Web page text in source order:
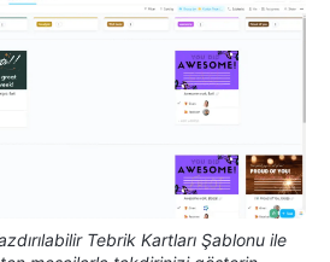
Tebrik Kartları Şablonu ile